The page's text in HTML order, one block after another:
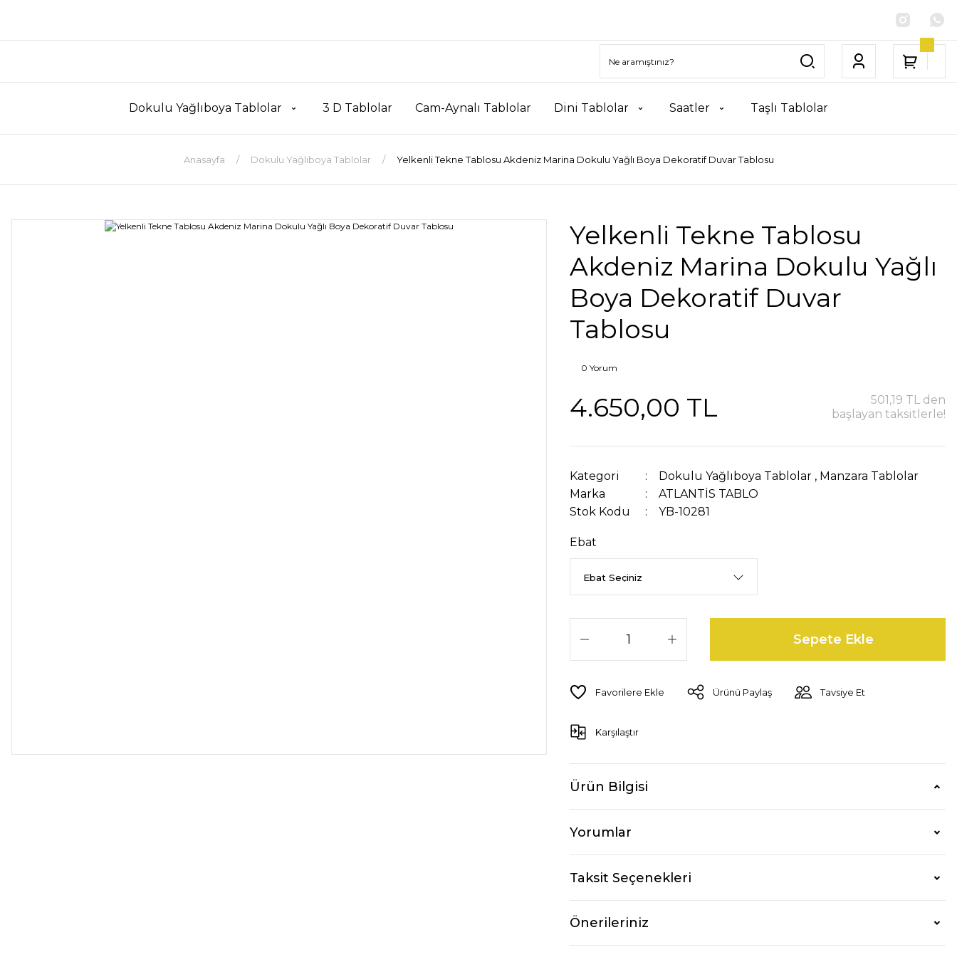
Dokulu Yağlıboya Tablolar 3 D Tablolar Cam-Aynalı Tablolar Dini Tablolar Saatler Taşlı Tablolar
Anasayfa Dokulu Yağlıboya Tablolar Yelkenli Tekne Tablosu Akdeniz Marina Dokulu Yağlı Boya Dekoratif Duvar Tablosu
Yelkenli Tekne Tablosu
Akdeniz Marina Dokulu Yağlı
Boya Dekoratif Duvar
Tablosu
0 Yorum
4.650,00 TL
501,19 TL den
başlayan taksitlerle!
Kategori Dokulu Yağlıboya Tablolar , Manzara Tablolar
Marka
ATLANTİS TABLO
Stok Kodu
YB-10281
Ebat
Sepete Ekle
Ürünü Paylaş Tavsiye Et
Karşılaştır
Ürün Bilgisi
Yorumlar
Taksit Seçenekleri
Önerileriniz